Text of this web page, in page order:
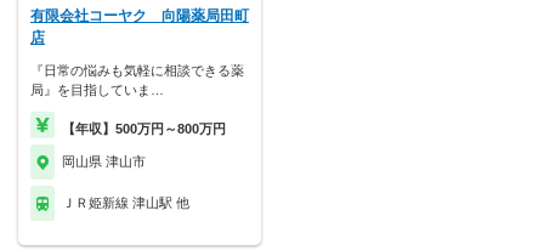
有限会社コーヤク 向陽薬局田町
店
『日常の悩みも気軽に相談できる薬
局』を目指していま…
【年収】500万円～800万円
岡山県 津山市
ＪＲ姫新線 津山駅 他